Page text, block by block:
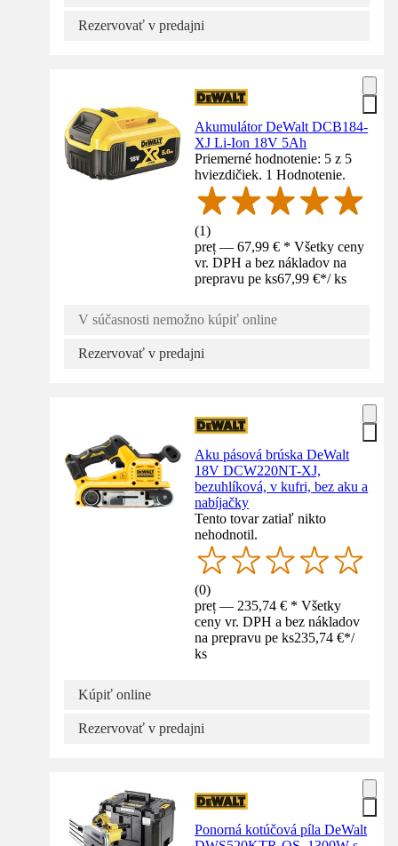
Rezervovať v predajni
Akumulátor DeWalt DCB184-
XJ Li-Ion 18V 5Ah
Priemerné hodnotenie: 5 z 5
hviezdičiek. 1 Hodnotenie.
(1)
preț — 67,99 € * Všetky ceny
vr. DPH a bez nákladov na
prepravu pe ks67,99 €*/ ks
V súčasnosti nemožno kúpiť online
Rezervovať v predajni
Aku pásová brúska DeWalt
18V DCW220NT-XJ,
bezuhlíková, v kufri, bez aku a
nabíjačky
Tento tovar zatiaľ nikto
nehodnotil.
(0)
preț — 235,74 € * Všetky
ceny vr. DPH a bez nákladov
na prepravu pe ks235,74 €*/
ks
Kúpiť online
Rezervovať v predajni
Ponorná kotúčová píla DeWalt